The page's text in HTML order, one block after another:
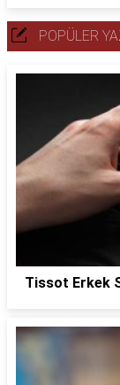
POPÜLER
Tissot Erkek